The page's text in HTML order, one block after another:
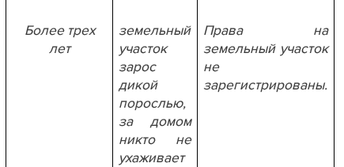
Более трех
лет
земельный
участок
зарос
дикой
порослью,
за домом
никто не
ухаживает
Права на
земельный участок
не
зарегистрированы.